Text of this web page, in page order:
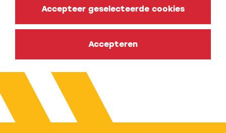
Accepteer geselecteerde cookies
Accepteren